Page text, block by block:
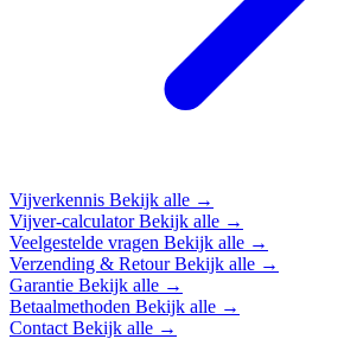
Vijverkennis Bekijk alle →
Vijver-calculatorBekijk alle →
Veelgestelde vragen Bekijk alle →
Verzending & RetourBekijk alle →
Garantie Bekijk alle →
Betaalmethoden Bekijk alle →
Contact Bekijk alle →